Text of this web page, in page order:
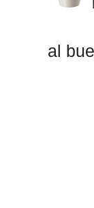
al